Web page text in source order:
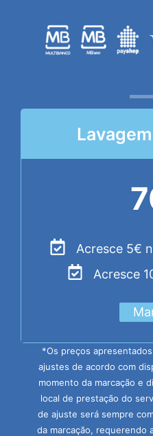
Acresce 5€
Acresce
*Os preços
ajustes de acordo com
momento da marcação e
local de prestação do
de ajuste será sempre
da marcação, requerendo